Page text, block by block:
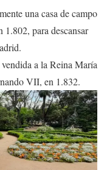
una casa de campo
para descansar
a la Reina María
VII, en 1.832.